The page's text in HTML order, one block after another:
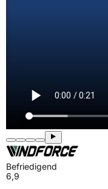
Befriedigend
6,9